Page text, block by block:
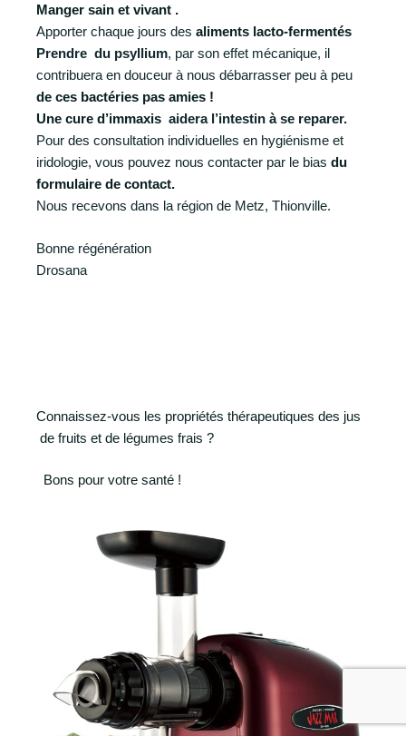
Manger sain et vivant .
Apporter chaque jours des aliments lacto-fermentés
Prendre du psyllium, par son effet mécanique, il
contribuera en douceur à nous débarrasser peu à peu
de ces bactéries pas amies !
Une cure d’immaxis aidera l’intestin à se reparer.
Pour des consultation individuelles en hygiénisme et
iridologie, vous pouvez nous contacter par le bias du
formulaire de contact.
Nous recevons dans la région de Metz, Thionville.
Bonne régénération
Drosana
Connaissez-vous les propriétés thérapeutiques des jus
de fruits et de légumes frais ?
Bons pour votre santé !